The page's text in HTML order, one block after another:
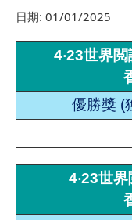
日期: 01/01/2025
4‧23世界
優勝獎 (
4‧23世